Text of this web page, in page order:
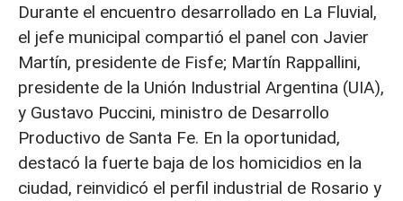
Durante el encuentro desarrollado en La Fluvial,
el jefe municipal compartió el panel con Javier
Martín, presidente de Fisfe; Martín Rappallini,
presidente de la Unión Industrial Argentina (UIA),
y Gustavo Puccini, ministro de Desarrollo
Productivo de Santa Fe. En la oportunidad,
destacó la fuerte baja de los homicidios en la
ciudad, reinvidicó el perfil industrial de Rosario y